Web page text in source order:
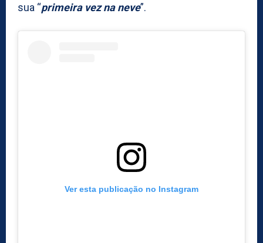
sua “primeira vez na neve”.
Ver esta publicação no Instagram